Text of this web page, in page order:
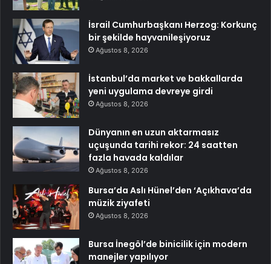
İsrail Cumhurbaşkanı Herzog: Korkunç
bir şekilde hayvanileşiyoruz
Ağustos 8, 2026
İstanbul’da market ve bakkallarda
yeni uygulama devreye girdi
Ağustos 8, 2026
Dünyanın en uzun aktarmasız
uçuşunda tarihi rekor: 24 saatten
fazla havada kaldılar
Ağustos 8, 2026
Bursa’da Aslı Hünel’den ‘Açıkhava’da
müzik ziyafeti
Ağustos 8, 2026
Bursa İnegöl’de binicilik için modern
manejler yapılıyor